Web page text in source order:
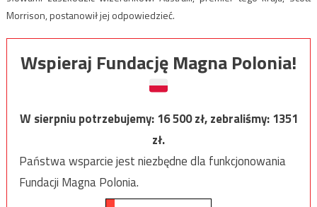
Morrison, postanowił jej odpowiedzieć.
Wspieraj Fundację Magna Polonia!
W sierpniu potrzebujemy:16 500zł, zebraliśmy:1351
zł.
Państwa wsparcie jest niezbędne dla funkcjonowania
Fundacji Magna Polonia.